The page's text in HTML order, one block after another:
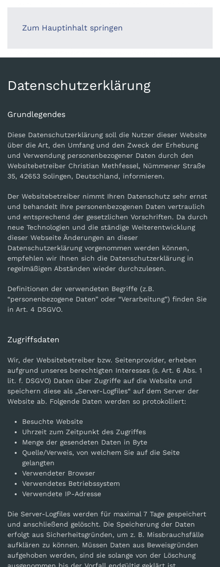
Zum Hauptinhalt springen
Datenschutzerklärung
Grundlegendes
Diese Datenschutzerklärung soll die Nutzer dieser Website
über die Art, den Umfang und den Zweck der Erhebung
und Verwendung personenbezogener Daten durch den
Websitebetreiber Christian Methfessel, Nümmener Straße
35, 42653 Solingen, Deutschland, informieren.
Der Websitebetreiber nimmt Ihren Datenschutz sehr ernst
und behandelt Ihre personenbezogenen Daten vertraulich
und entsprechend der gesetzlichen Vorschriften. Da durch
neue Technologien und die ständige Weiterentwicklung
dieser Webseite Änderungen an dieser
Datenschutzerklärung vorgenommen werden können,
empfehlen wir Ihnen sich die Datenschutzerklärung in
regelmäßigen Abständen wieder durchzulesen.
Definitionen der verwendeten Begriffe (z.B.
“personenbezogene Daten” oder “Verarbeitung”) finden Sie
in Art. 4 DSGVO.
Zugriffsdaten
Wir, der Websitebetreiber bzw. Seitenprovider, erheben
aufgrund unseres berechtigten Interesses (s. Art. 6 Abs. 1
lit. f. DSGVO) Daten über Zugriffe auf die Website und
speichern diese als „Server-Logfiles“ auf dem Server der
Website ab. Folgende Daten werden so protokolliert:
Besuchte Website
Uhrzeit zum Zeitpunkt des Zugriffes
Menge der gesendeten Daten in Byte
Quelle/Verweis, von welchem Sie auf die Seite
gelangten
Verwendeter Browser
Verwendetes Betriebssystem
Verwendete IP-Adresse
Die Server-Logfiles werden für maximal 7 Tage gespeichert
und anschließend gelöscht. Die Speicherung der Daten
erfolgt aus Sicherheitsgründen, um z. B. Missbrauchsfälle
aufklären zu können. Müssen Daten aus Beweisgründen
aufgehoben werden, sind sie solange von der Löschung
ausgenommen bis der Vorfall endgültig geklärt ist.